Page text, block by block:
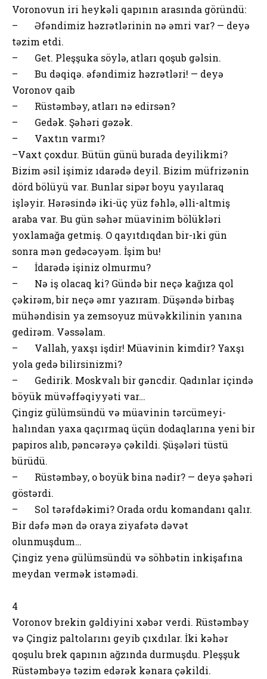
Voronovun iri heykəli qapının arasında göründü:
– Əfəndimiz həzrətlərinin nə əmri var? — deyə
təzim etdi.
– Get. Pleşşuka söylə, atları qoşub gəlsin.
– Bu dəqiqə. əfəndimiz həzrətləri! — deyə
Voronov qaib
– Rüstəmbəy, atları nə edirsən?
– Gedək. Şəhəri gəzək.
– Vaxtın varmı?
–Vaxt çoxdur. Bütün günü burada deyilikmi?
Bizim əsil işimiz ıdarədə deyil. Bizim müfrizənin
dörd bölüyü var. Bunlar sipər boyu yayılaraq
işləyir. Hərəsində iki-üç yüz fəhlə, əlli-altmiş
araba var. Bu gün səhər müavinim bölükləri
yoxlamağa getmiş. O qayıtdıqdan bir-ıki gün
sonra mən gedəcəyəm. İşim bu!
– İdarədə işiniz olmurmu?
– Nə iş olacaq ki? Gündə bir neçə kağıza qol
çəkirəm, bir neçə əmr yazıram. Düşəndə birbaş
mühəndisin ya zemsoyuz müvəkkilinin yanına
gedirəm. Vəssəlam.
– Vallah, yaxşı işdir! Müavinin kimdir? Yaxşı
yola gedə bilirsinizmi?
– Gedirik. Moskvalı bir gəncdir. Qadınlar içində
böyük müvəffəqiyyəti var…
Çingiz gülümsündü və müavinin tərcümeyi-
halından yaxa qaçırmaq üçün dodaqlarına yeni bir
papiros alıb, pəncərəyə çəkildi. Şüşələri tüstü
bürüdü.
– Rüstəmbəy, o boyük bina nədir? — deyə şəhəri
göstərdi.
– Sol tərəfdəkimi? Orada ordu komandanı qalır.
Bir dəfə mən də oraya ziyafətə dəvət
olunmuşdum…
Çingiz yenə gülümsündü və söhbətin inkişafına
meydan vermək istəmədi.
4
Voronov brekin gəldiyini xəbər verdi. Rüstəmbəy
və Çingiz paltolarını geyib çıxdılar. İki kəhər
qoşulu brek qapının ağzında durmuşdu. Pleşşuk
Rüstəmbəyə təzim edərək kənara çəkildi.